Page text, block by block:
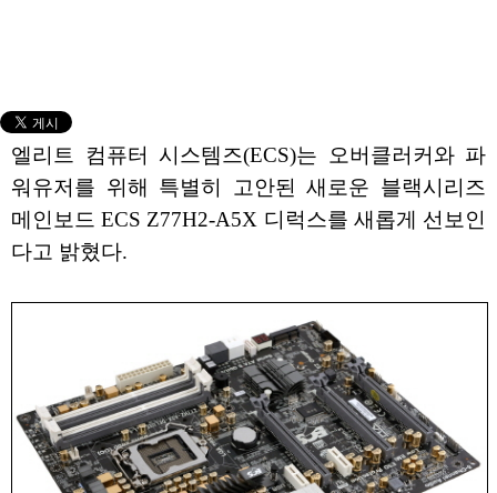
엘리트 컴퓨터 시스템즈(ECS)는 오버클러커와 파
워유저를 위해 특별히 고안된 새로운 블랙시리즈
메인보드 ECS Z77H2-A5X 디럭스를 새롭게 선보인
다고 밝혔다.